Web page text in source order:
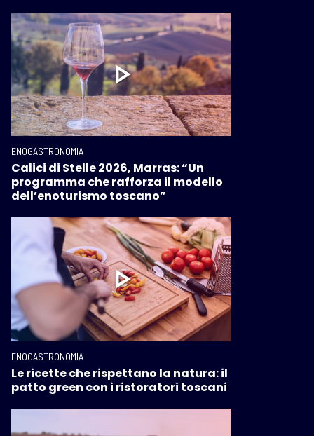
ENOGASTRONOMIA
Calici di Stelle 2026, Marras: “Un
programma che rafforza il modello
dell’enoturismo toscano”
ENOGASTRONOMIA
Le ricette che rispettano la natura: il
patto green con i ristoratori toscani